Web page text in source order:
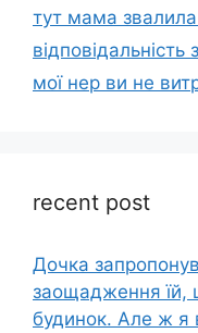
тут мама
мої нер ви не
recent post
Дочка
заощадження їй,
будинок. Але ж я